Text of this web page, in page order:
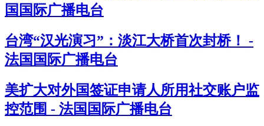
国国际广播电台
台湾“汉光演习”：淡江大桥首次封桥！ -
法国国际广播电台
美扩大对外国签证申请人所用社交账户监
控范围 - 法国国际广播电台